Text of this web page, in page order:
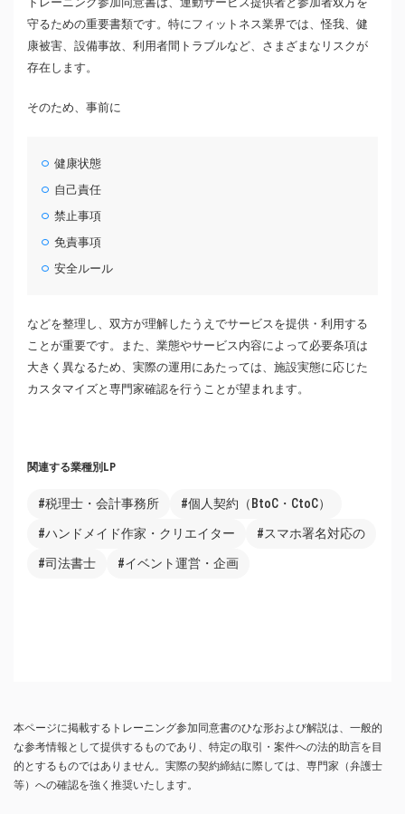
守るための重要書類です。特にフィットネス業界では、怪我、健
康被害、設備事故、利用者間トラブルなど、さまざまなリスクが
存在します。
そのため、事前に
健康状態
自己責任
禁止事項
免責事項
安全ルール
などを整理し、双方が理解したうえでサービスを提供・利用する
ことが重要です。また、業態やサービス内容によって必要条項は
大きく異なるため、実際の運用にあたっては、施設実態に応じた
カスタマイズと専門家確認を行うことが望まれます。
関連する業種別LP
#税理士・会計事務所 #個人契約（BtoC・CtoC）
#ハンドメイド作家・クリエイター #スマホ署名対応の
#司法書士 #イベント運営・企画
本ページに掲載するトレーニング参加同意書のひな形および解説は、一般的
な参考情報として提供するものであり、特定の取引・案件への法的助言を目
的とするものではありません。実際の契約締結に際しては、専門家（弁護士
等）への確認を強く推奨いたします。